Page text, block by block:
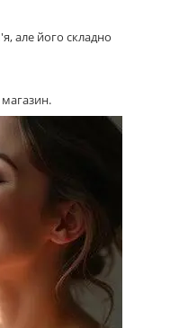
але його складно